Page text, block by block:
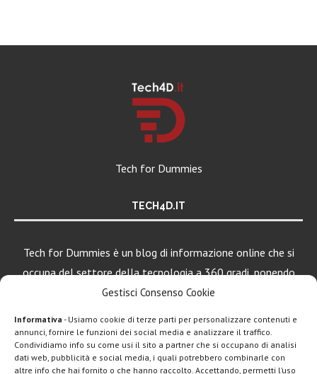
Gestisci Consenso Cookie
Informativa - Usiamo cookie di terze parti per personalizzare contenuti e
annunci, fornire le funzioni dei social media e analizzare il traffico.
Condividiamo info su come usi il sito a partner che si occupano di analisi
dati web, pubblicità e social media, i quali potrebbero combinarle con
altre info che hai fornito o che hanno raccolto. Accettando, permetti l’uso
Tech for Dummies
TECH4D.IT
Tech for Dummies è un blog di informazione online che si
occupa del settore della tecnologia a 360 gradi, ponendo
una particolare attenzione al mondo Android, Apple e
LEGGI ANCHE